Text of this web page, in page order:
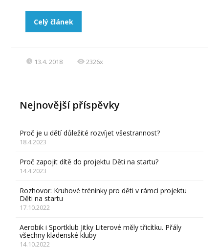
Celý článek
13.4. 2018 2326x
Nejnovější příspěvky
Proč je u dětí důležité rozvíjet všestrannost?
18.4.2023
Proč zapojit dítě do projektu Děti na startu?
14.4.2023
Rozhovor: Kruhové tréninky pro děti v rámci projektu
Děti na startu
17.10.2022
Aerobik i Sportklub Jitky Literové měly třicítku. Přály
všechny kladenské kluby
14.10.2022